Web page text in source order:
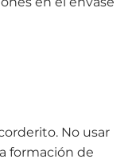
No usar
formación de